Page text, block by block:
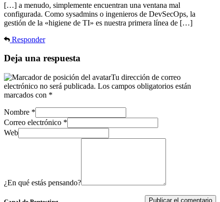
[…] a menudo, simplemente encuentran una ventana mal
configurada. Como sysadmins o ingenieros de DevSecOps, la
gestión de la «higiene de TI» es nuestra primera línea de […]
Responder
Deja una respuesta
Tu dirección de correo
electrónico no será publicada. Los campos obligatorios están
marcados con *
Nombre *
Correo electrónico *
Web
¿En qué estás pensando?